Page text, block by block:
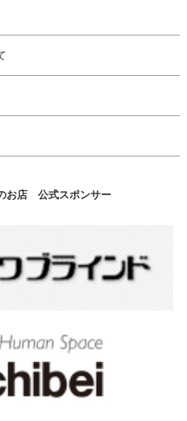
お店 公式スポンサー